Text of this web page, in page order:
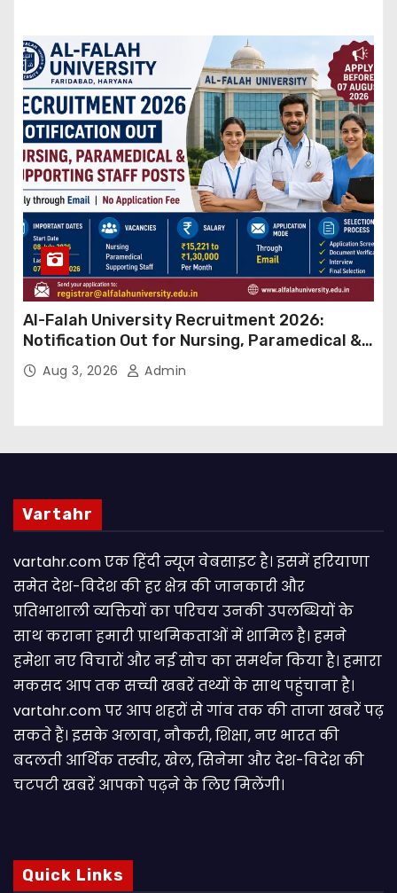
Al-Falah University Recruitment 2026:
Notification Out for Nursing, Paramedical &
Supporting Staff Posts, Apply Through Email
Aug 3, 2026 Admin
Vartahr
vartahr.com एक हिंदी न्यूज वेबसाइट है। इसमें हरियाणा
समेत देश-विदेश की हर क्षेत्र की जानकारी और
प्रतिभाशाली व्यक्तियों का परिचय उनकी उपलब्धियों के
साथ कराना हमारी प्राथमिकताओं में शामिल है। हमने
हमेशा नए विचारों और नई सोच का समर्थन किया है। हमारा
मकसद आप तक सच्ची खबरें तथ्यों के साथ पहुंचाना है।
vartahr.com पर आप शहरों से गांव तक की ताजा खबरें पढ़
सकते हैं। इसके अलावा, नौकरी, शिक्षा, नए भारत की
बदलती आर्थिक तस्वीर, खेल, सिनेमा और देश-विदेश की
चटपटी खबरें आपकाे पढ़ने के लिए मिलेंगी।
Quick Links